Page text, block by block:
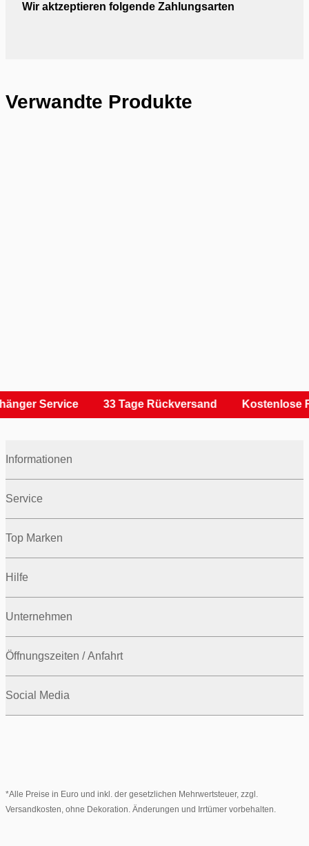
Wir aktzeptieren folgende Zahlungsarten
Verwandte Produkte
Service 33 Tage Rückversand Kostenlose
Informationen
Service
Top Marken
Hilfe
Unternehmen
Öffnungszeiten / Anfahrt
Social Media
*Alle Preise in Euro und inkl. der gesetzlichen Mehrwertsteuer, zzgl.
Versandkosten, ohne Dekoration. Änderungen und Irrtümer vorbehalten.